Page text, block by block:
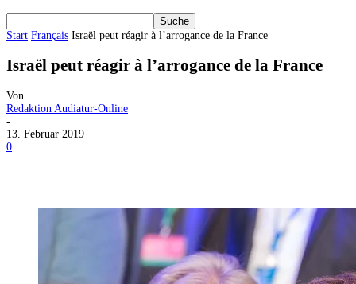
Start Français Israël peut réagir à l’arrogance de la France
Israël peut réagir à l’arrogance de la France
Von
Redaktion Audiatur-Online
-
13. Februar 2019
0